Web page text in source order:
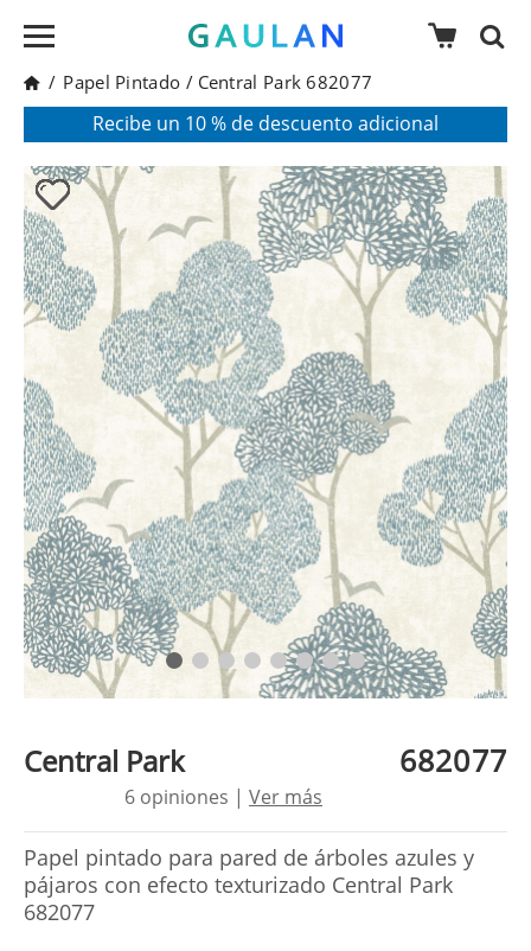
/ Papel Pintado / Central Park 682077
Pon en tu cesta el código:AGOSTO2026
Recibe un 10 % de descuento adicional
* Válido para pedidos superiores a 120€
Central Park 682077
6 opiniones | Ver más
Papel pintado para pared de árboles azules y
pájaros con efecto texturizado Central Park
682077